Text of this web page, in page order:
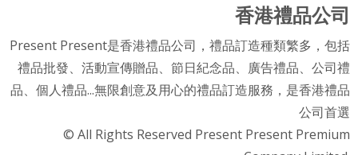
香港禮品公司
Present Present是香港禮品公司，禮品訂造種類繁多，包括
禮品批發、活動宣傳贈品、節日紀念品、廣告禮品、公司禮
品、個人禮品...無限創意及用心的禮品訂造服務，是香港禮品
公司首選
© All Rights Reserved Present Present Premium